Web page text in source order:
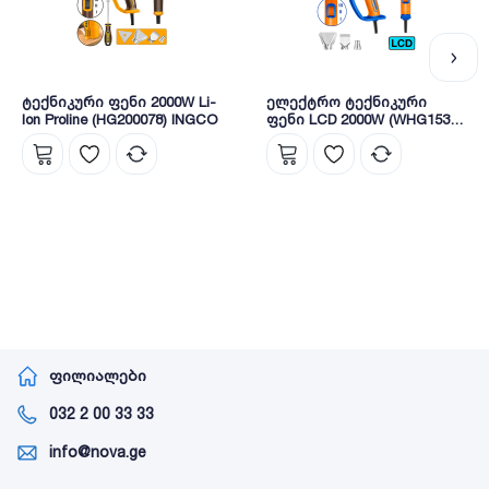
ტექნიკური ფენი 2000W Li-
Ion Proline (HG200078) INGCO
ელექტრო ტექნიკური
ფენი LCD 2000W (WHG1530)
WADFOW
ფილიალები
032 2 00 33 33
info@nova.ge